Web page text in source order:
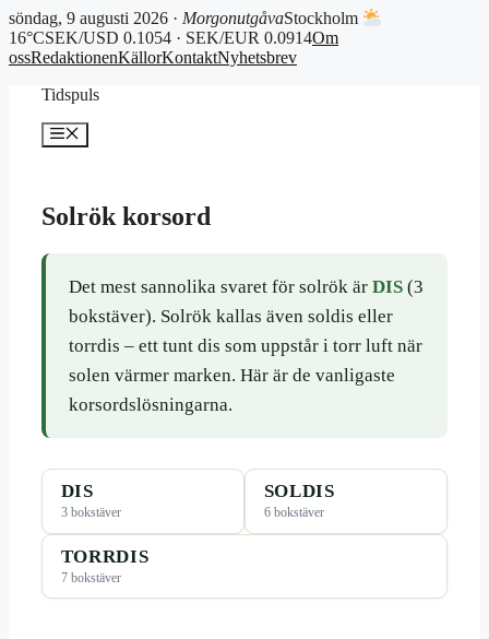
söndag, 9 augusti 2026 · MorgonutgåvaStockholm
16°CSEK/USD 0.1054 · SEK/EUR 0.0914Om
ossRedaktionenKällorKontaktNyhetsbrev
Tidspuls
Meny
Solrök korsord
Det mest sannolika svaret för solrök är DIS(3
bokstäver). Solrök kallas även soldis eller
torrdis – ett tunt dis som uppstår i torr luft när
solen värmer marken. Här är de vanligaste
korsordslösningarna.
DIS
3 bokstäver
SOLDIS
6 bokstäver
TORRDIS
7 bokstäver